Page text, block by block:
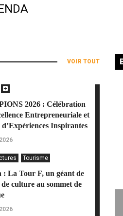
VOIR TOUT
2026 : Célébration
Entrepreneuriale et
Inspirantes
Tourisme
: La Tour F, un géant de
culture au sommet de